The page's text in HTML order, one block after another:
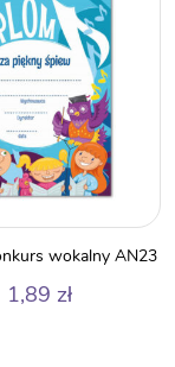
wokalny AN23
1,89 zł